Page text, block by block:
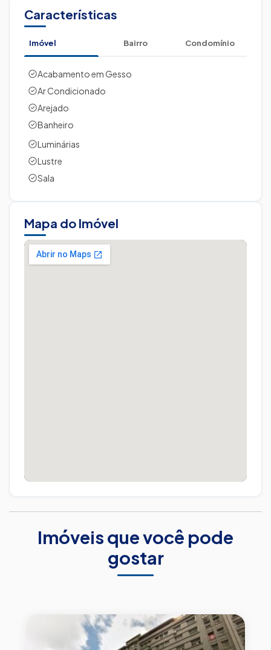
Características
Imóvel Bairro Condomínio
Acabamento em Gesso
Ar Condicionado
Arejado
Banheiro
Luminárias
Lustre
Sala
Mapa do Imóvel
Imóveis que você pode
gostar